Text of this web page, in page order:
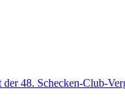
48. Schecken-Club-